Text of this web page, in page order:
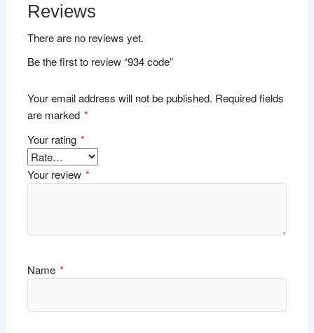
Reviews
There are no reviews yet.
Be the first to review “934 code”
Your email address will not be published. Required fields
are marked *
Your rating *
Your review *
Name *